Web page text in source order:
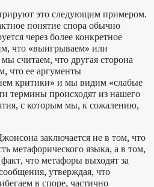
это следующим примером.
понятие спора обычно
через более конкретное
что «выигрываем» или
считаем, что другая сторона
что ее аргументы
критики» и мы видим «слабые
термины происходят из нашего
с которым мы, к сожалению,
заключается не в том, что
метафорического языка, а в том,
что метафоры выходят за
утверждая, что
в споре, частично